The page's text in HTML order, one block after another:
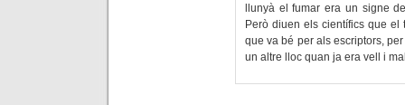
llunyà el fumar era un signe
Però diuen els científics que el
que va bé per als escriptors,
un altre lloc quan ja era vell i